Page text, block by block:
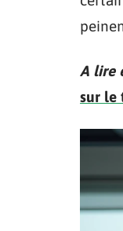
A lire
sur le